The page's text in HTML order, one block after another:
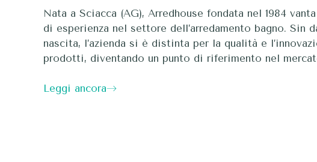
Nata a Sciacca (AG), Arredhouse fondata nel 1984
di esperienza nel settore dell’arredamento bagno. Sin
nascita, l’azienda si è distinta per la qualità e
prodotti, diventando un punto di riferimento nel
Leggi ancora